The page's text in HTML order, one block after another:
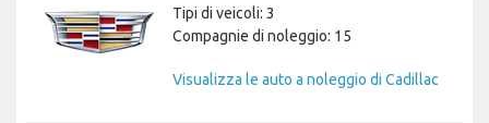
Tipi di veicoli: 3
Compagnie di noleggio: 15
Visualizza le auto a noleggio di Cadillac